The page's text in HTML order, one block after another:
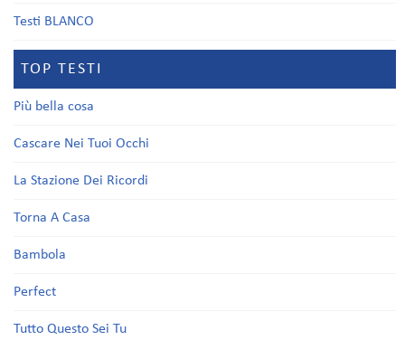
Testi BLANCO
TOP TESTI
Più bella cosa
Cascare Nei Tuoi Occhi
La Stazione Dei Ricordi
Torna A Casa
Bambola
Perfect
Tutto Questo Sei Tu